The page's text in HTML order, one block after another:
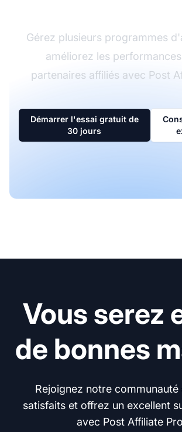
Gérez plusieurs programmes
améliorez les
partenaires affiliés avec Post
Démarrer l'essai gratuit de
30 jours
Vous serez
de bonnes
Rejoignez notre communauté
satisfaits et offrez un excellent
avec Post Affiliate